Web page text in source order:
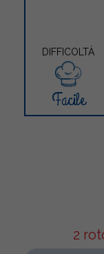
DIFFICOLTÀ
Facile
2